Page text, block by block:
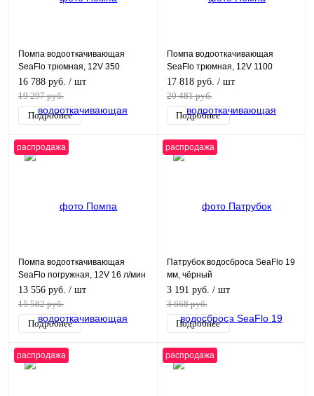
Помпа водооткачивающая
SeaFlo трюмная, 12V 350
галлон/час, патрубок 19 мм
16 788 руб. / шт
19 297 руб.
Подробнее
Помпа водооткачивающая
SeaFlo трюмная, 12V 1100
галлон/час, патрубок 29 мм
17 818 руб. / шт
20 481 руб.
Подробнее
распродажа
Помпа водооткачивающая
SeaFlo погружная, 12V 16 л/мин
13 556 руб. / шт
15 582 руб.
Подробнее
распродажа
Патрубок водосброса SeaFlo 19
мм, чёрный
3 191 руб. / шт
3 668 руб.
Подробнее
распродажа распродажа